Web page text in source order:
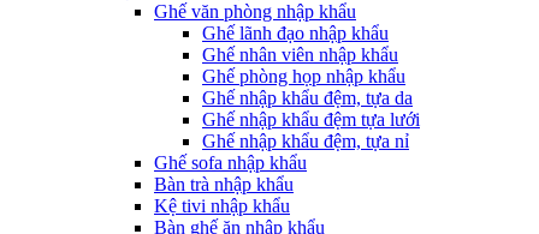
Ghế văn phòng nhập khẩu
Ghế lãnh đạo nhập khẩu
Ghế nhân viên nhập khẩu
Ghế phòng họp nhập khẩu
Ghế nhập khẩu đệm, tựa da
Ghế nhập khẩu đệm tựa lưới
Ghế nhập khẩu đệm, tựa nỉ
Ghế sofa nhập khẩu
Bàn trà nhập khẩu
Kệ tivi nhập khẩu
Bàn ghế ăn nhập khẩu